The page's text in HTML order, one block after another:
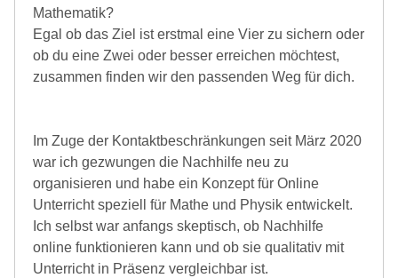
Mathematik?
Egal ob das Ziel ist erstmal eine Vier zu sichern oder
ob du eine Zwei oder besser erreichen möchtest,
zusammen finden wir den passenden Weg für dich.
Im Zuge der Kontaktbeschränkungen seit März 2020
war ich gezwungen die Nachhilfe neu zu
organisieren und habe ein Konzept für Online
Unterricht speziell für Mathe und Physik entwickelt.
Ich selbst war anfangs skeptisch, ob Nachhilfe
online funktionieren kann und ob sie qualitativ mit
Unterricht in Präsenz vergleichbar ist.